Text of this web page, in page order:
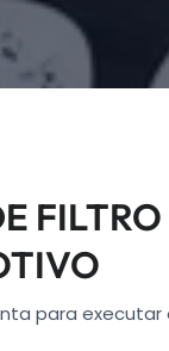
para executar